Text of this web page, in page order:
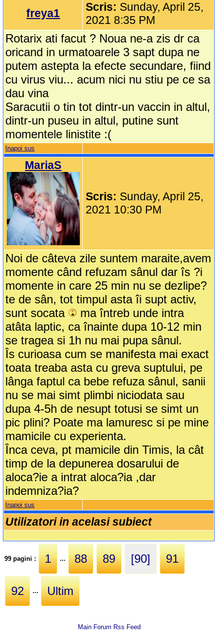
freya1 Scris: Sunday, April 25,
2021 8:35 PM
Rotarix ati facut ? Noua ne-a zis dr ca
oricand in urmatoarele 3 sapt dupa ne
putem astepta la efecte secundare, fiind
cu virus viu... acum nici nu stiu pe ce sa
dau vina
Saracutii o tin tot dintr-un vaccin in altul,
dintr-un puseu in altul, putine sunt
momentele linistite :(
Inapoi sus
MariaS
Scris: Sunday, April 25,
2021 10:30 PM
Noi de câteva zile suntem maraite,avem
momente când refuzam sânul dar îs ?i
momente in care 25 min nu se dezlipe?
te de sân, tot timpul asta îi supt activ,
sunt socata
ma întreb unde intra
atâta laptic, ca înainte dupa 10-12 min
se tragea si 1h nu mai pupa sânul.
Îs curioasa cum se manifesta mai exact
toata treaba asta cu greva suptului, pe
lânga faptul ca bebe refuza sânul, sanii
nu se mai simt plimbi niciodata sau
dupa 4-5h de nesupt totusi se simt un
pic plini? Poate ma lamuresc si pe mine
mamicile cu experienta.
Înca ceva, pt mamicile din Timis, la cât
timp de la depunerea dosarului de
aloca?ie a intrat aloca?ia ,dar
indemniza?ia?
Inapoi sus
Utilizatori in acelasi subiect
99 pagini : 1 ... 88 89 [90] 91
92 ... Ultim
Main Forum Rss Feed